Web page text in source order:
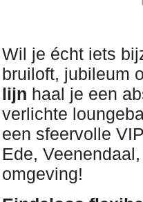
Wil je écht iets
bruiloft, jubileum
lijn haal je een
verlichte
een sfeervolle
Ede,
omgeving!